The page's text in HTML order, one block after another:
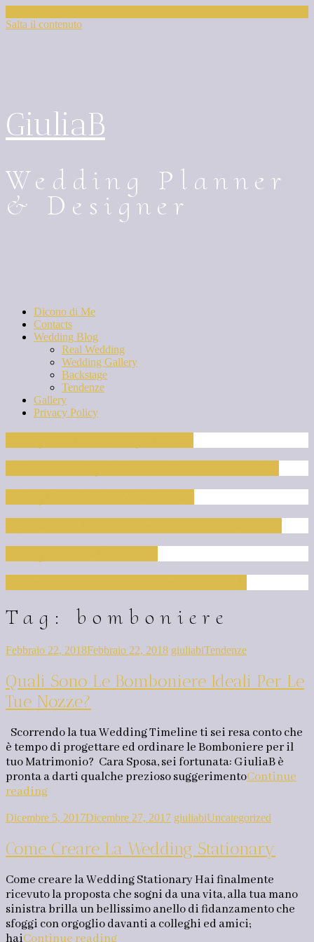
Salta il contenuto
GiuliaB
Wedding Planner
& Designer
Dicono di Me
Contacts
Wedding Blog
Real Wedding
Wedding Gallery
Backstage
Tendenze
Gallery
Privacy Policy
Tag: bomboniere
Febbraio 22, 2018Febbraio 22, 2018 giuliabiTendenze
Quali Sono Le Bomboniere Ideali Per Le
Tue Nozze?
Scorrendo la tua Wedding Timeline ti sei resa conto che
è tempo di progettare ed ordinare le Bomboniere per il
tuo Matrimonio? Cara Sposa, sei fortunata: GiuliaB è
pronta a darti qualche prezioso suggerimentoContinue
reading
Dicembre 5, 2017Dicembre 27, 2017 giuliabiUncategorized
Come Creare La Wedding Stationary
Come creare la Wedding Stationary Hai finalmente
ricevuto la proposta che sogni da una vita, alla tua mano
sinistra brilla un bellissimo anello di fidanzamento che
sfoggi con orgoglio davanti a colleghi ed amici;
haiContinue reading